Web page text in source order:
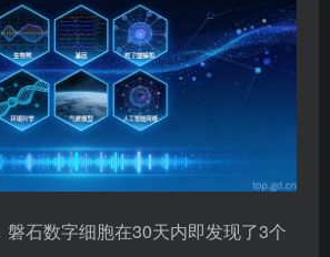
石数字细胞在30天内即发现了3个